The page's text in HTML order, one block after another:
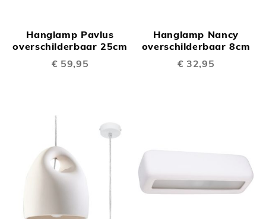
Hanglamp Pavlus
overschilderbaar 25cm
€ 59,95
Hanglamp Nancy
overschilderbaar 8cm
€ 32,95